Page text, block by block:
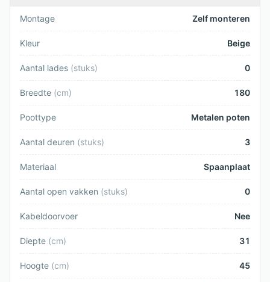
Montage Zelf monteren
Kleur Beige
Aantal lades (stuks) 0
Breedte (cm) 180
Poottype Metalen poten
Aantal deuren (stuks) 3
Materiaal Spaanplaat
Aantal open vakken (stuks) 0
Kabeldoorvoer Nee
Diepte (cm) 31
Hoogte (cm) 45